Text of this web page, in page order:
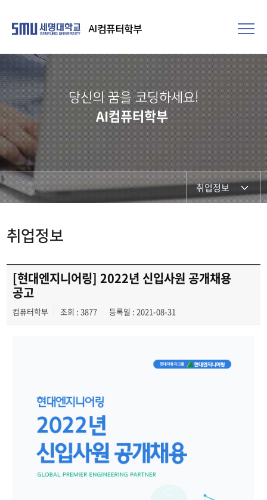
AI컴퓨터학부
당신의 꿈을 코딩하세요!
AI컴퓨터학부
취업정보
취업정보
취업정보
[현대엔지니어링] 2022년 신입사원 공개채용
공고
컴퓨터학부 조회 : 3877 등록일 : 2021-08-31